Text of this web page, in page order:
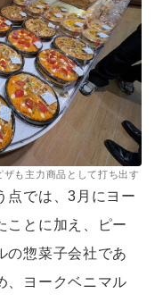
も主力商品として打ち出す
点では、3月にヨー
ことに加え、ピー
の惣菜子会社であ
、ヨークベニマル